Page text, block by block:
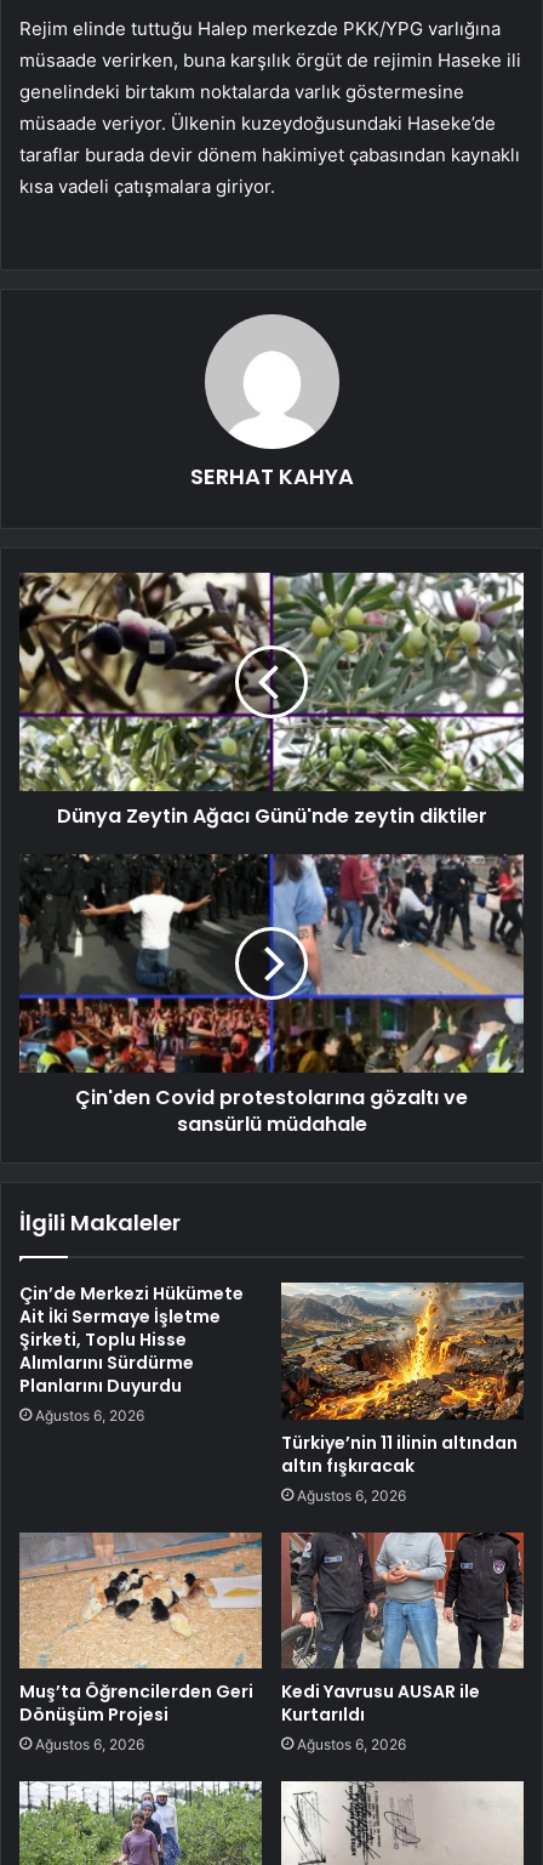
Rejim elinde tuttuğu Halep merkezde PKK/YPG varlığına
müsaade verirken, buna karşılık örgüt de rejimin Haseke ili
genelindeki birtakım noktalarda varlık göstermesine
müsaade veriyor. Ülkenin kuzeydoğusundaki Haseke’de
taraflar burada devir dönem hakimiyet çabasından kaynaklı
kısa vadeli çatışmalara giriyor.
SERHAT KAHYA
Dünya Zeytin Ağacı Günü'nde zeytin diktiler
Çin'den Covid protestolarına gözaltı ve
sansürlü müdahale
İlgili Makaleler
Çin’de Merkezi Hükümete
Ait İki Sermaye İşletme
Şirketi, Toplu Hisse
Alımlarını Sürdürme
Planlarını Duyurdu
Ağustos 6, 2026
Türkiye’nin 11 ilinin altından
altın fışkıracak
Ağustos 6, 2026
Muş’ta Öğrencilerden Geri
Dönüşüm Projesi
Ağustos 6, 2026
Kedi Yavrusu AUSAR ile
Kurtarıldı
Ağustos 6, 2026